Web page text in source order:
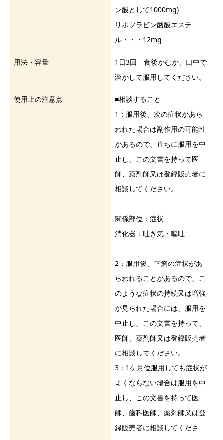
ン酸として1000mg)
リボフラビン酪酸エステ
ル・・・12mg
用法・容量
1日3回 食後かむか、口中で
溶かして服用してください。
使用上の注意点
■相談すること
1：服用後、次の症状があら
われた場合は副作用の可能性
があるので、直ちに服用を中
止し、この文書を持って医
師、薬剤師又は登録販売者に
相談してください。
関係部位：症状
消化器：吐き気・嘔吐
2：服用後、下痢の症状があ
らわれることがあるので、こ
のような症状の持続又は増強
が見られた場合には、服用を
中止し、この文書を持って、
医師、薬剤師又は登録販売者
に相談してください。
3：1ケ月位服用しても症状が
よくならない場合は服用を中
止し、この文書を持って医
師、歯科医師、薬剤師又は登
録販売者に相談してくださ